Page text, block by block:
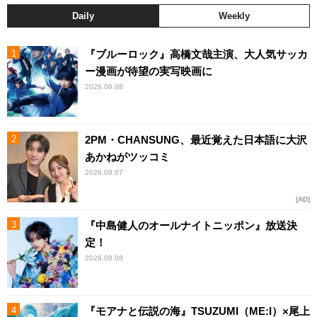
Daily Weekly
『ブルーロック』高橋文哉主演、大人気サッカ
ー漫画が待望の実写映画に
2026.08.08
2PM・CHANSUNG、最近覚えた日本語に大沢
あかねがツッコミ
2026.08.07
AD
『中島健人のオールナイトニッポン』放送決
定！
2026.08.08
『モアナと伝説の海』TSUZUMI（ME:I）×尾上